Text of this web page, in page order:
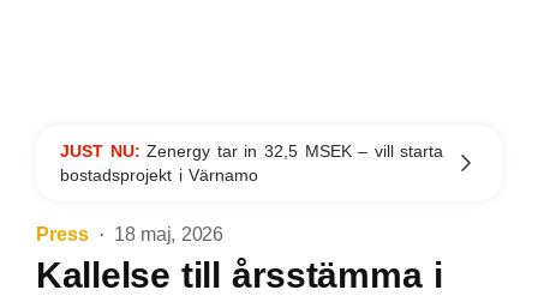
JUST NU:Zenergy tar in 32,5 MSEK – vill starta
bostadsprojekt i Värnamo
Press 18 maj, 2026
Kallelse till årsstämma i